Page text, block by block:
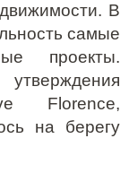
В
самые
проекты.
утверждения
Florence,
на берегу